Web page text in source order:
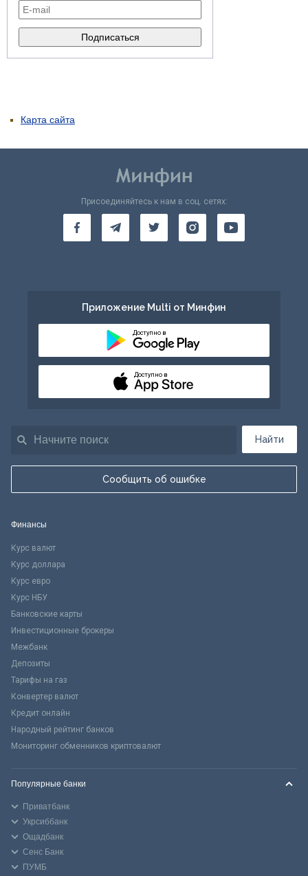
Карта сайта
Найти
Сообщить об ошибке
Присоединяйтесь к нам в соц. сетях:
Приложение Multi от Минфин
Доступно в
Доступно в
Финансы
Курс валют
Курс доллара
Курс евро
Курс НБУ
Банковские карты
Инвестиционные брокеры
Межбанк
Депозиты
Тарифы на газ
Конвертер валют
Кредит онлайн
Народный рейтинг банков
Мониторинг обменников криптовалют
Популярные банки
Приватбанк
Укрсиббанк
Ощадбанк
Сенс Банк
ПУМБ